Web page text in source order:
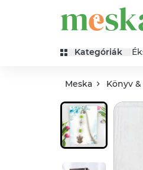
Kategóriák
Meska Könyv